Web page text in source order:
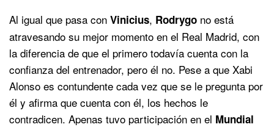
Al igual que pasa con Vinicius, Rodrygo no está
atravesando su mejor momento en el Real Madrid, con
la diferencia de que el primero todavía cuenta con la
confianza del entrenador, pero él no. Pese a que Xabi
Alonso es contundente cada vez que se le pregunta por
él y afirma que cuenta con él, los hechos le
contradicen. Apenas tuvo participación en el Mundial